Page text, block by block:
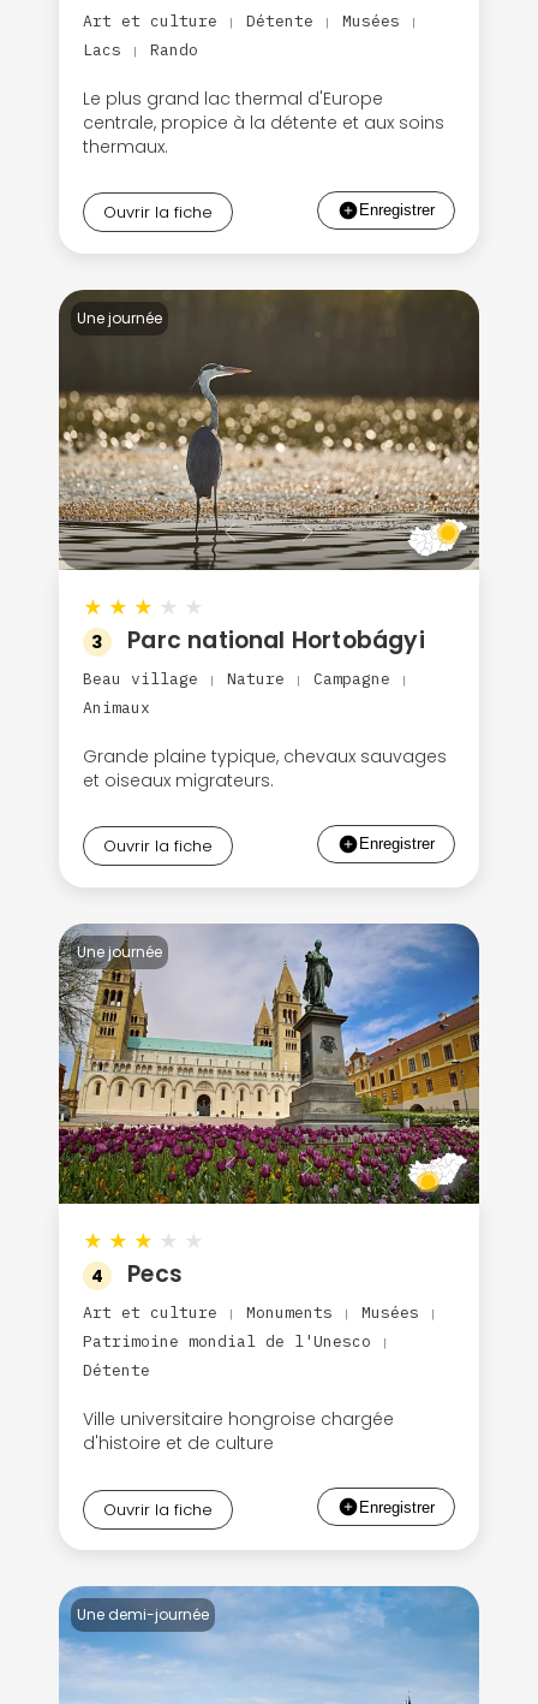
Art et culture | Détente | Musées |
Lacs | Rando
Le plus grand lac thermal d'Europe
centrale, propice à la détente et aux soins
thermaux.
Ouvrir la fiche
Une journée
★ ★ ★ ★ ★
3 Parc national Hortobágyi
Beau village | Nature | Campagne |
Animaux
Grande plaine typique, chevaux sauvages
et oiseaux migrateurs.
Ouvrir la fiche
Une journée
★ ★ ★ ★ ★
4 Pecs
Art et culture | Monuments | Musées |
Patrimoine mondial de l'Unesco |
Détente
Ville universitaire hongroise chargée
d'histoire et de culture
Ouvrir la fiche
Une demi-journée